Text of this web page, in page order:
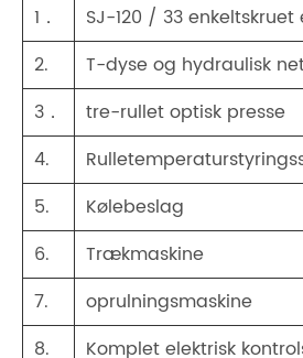
1． SJ-120 / 33 enkeltskruet
2.
T-dyse og hydraulisk
3．
tre-rullet optisk presse
4.
5.
Kølebeslag
6.
Trækmaskine
7.
oprulningsmaskine
8.
Komplet elektrisk